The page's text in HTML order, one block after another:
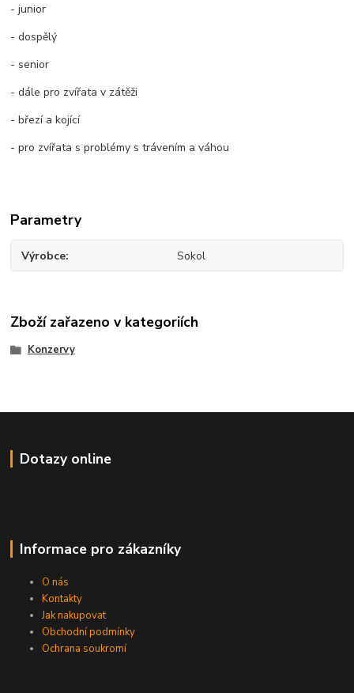
- junior
- dospělý
- senior
- dále pro zvířata v zátěži
- březí a kojící
- pro zvířata s problémy s trávením a váhou
Parametry
Výrobce Sokol
Zboží zařazeno v kategoriích
Konzervy
Dotazy online
Informace pro zákazníky
O nás
Kontakty
Jak nakupovat
Obchodní podmínky
Ochrana soukromí